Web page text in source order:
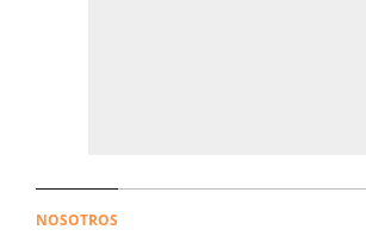
NOSOTROS